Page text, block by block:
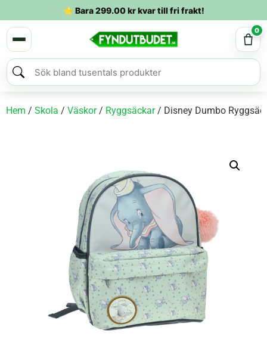
⭐ Bara299.00krkvar till fri frakt!
0
Hem / Skola / Väskor/ Ryggsäckar/ Disney Dumbo